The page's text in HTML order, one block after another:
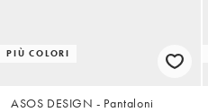
PIÙ COLORI
ASOS DESIGN - Pantaloni